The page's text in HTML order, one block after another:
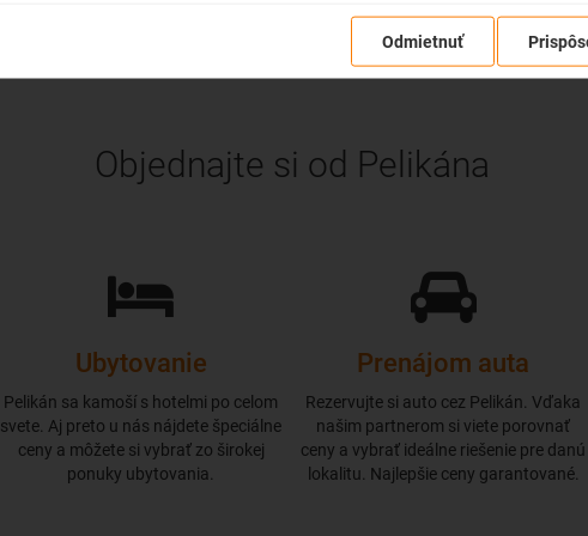
Objednajte si od Pelikána
Ubytovanie
Pelikán sa kamoší s hotelmi po celom
svete. Aj preto u nás nájdete špeciálne
ceny a môžete si vybrať zo širokej
ponuky ubytovania.
Prenájom auta
Rezervujte si auto cez Pelikán. Vďaka
našim partnerom si viete porovnať
ceny a vybrať ideálne riešenie pre danú
lokalitu. Najlepšie ceny garantované.
Odmietnuť